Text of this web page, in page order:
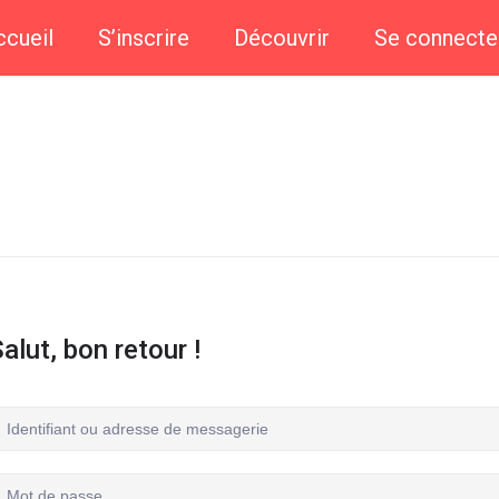
S’inscrire Découvrir Se
bon retour !